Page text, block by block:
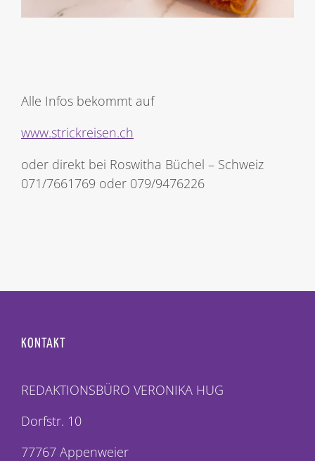
Alle Infos bekommt auf
www.strickreisen.ch
oder direkt bei Roswitha Büchel – Schweiz
071/7661769 oder 079/9476226
KONTAKT
REDAKTIONSBÜRO VERONIKA HUG
Dorfstr. 10
77767 Appenweier